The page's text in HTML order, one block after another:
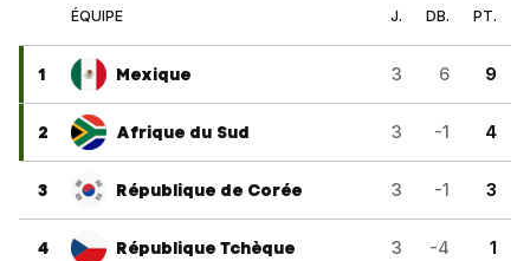
ÉQUIPE J. DB. PT.
1 Mexique 3 6 9
2 Afrique du Sud 3 -1 4
3 République de Corée 3 -1 3
4 République Tchèque 3 -4 1